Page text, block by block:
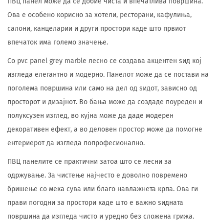
Ова е особено корисно за хотели, ресторани, кафулиња,
салони, канцеларии и други простори каде што првиот
впечаток има големо значење.
Со pvc panel grey marble лесно се создава акцентен ѕид кој
изгледа елегантно и модерно. Панелот може да се постави на
поголема површина или само на дел од ѕидот, зависно од
просторот и дизајнот. Во бања може да создаде поуреден и
полуксузен изглед, во кујна може да даде модерен
декоративен ефект, а во деловен простор може да помогне
ентериерот да изгледа попрофесионално.
ПВЦ панелите се практични затоа што се лесни за
одржување. За чистење најчесто е доволно повремено
бришење со мека сува или благо навлажнета крпа. Ова ги
прави погодни за простори каде што е важно ѕидната
површина да изгледа чисто и уредно без сложена грижа.